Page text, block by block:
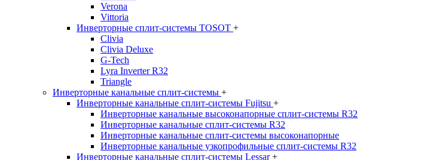
Verona
Vittoria
Инверторные сплит-системы TOSOT +
Clivia
Clivia Deluxe
G-Tech
Lyra Inverter R32
Triangle
Инверторные канальные сплит-системы +
Инверторные канальные сплит-системы Fujitsu +
Инверторные канальные высоконапорные сплит-системы R32
Инверторные канальные сплит-системы R32
Инверторные канальные сплит-системы высоконапорные
Инверторные канальные узкопрофильные сплит-системы R32
Инверторные канальные сплит-системы Lessar+